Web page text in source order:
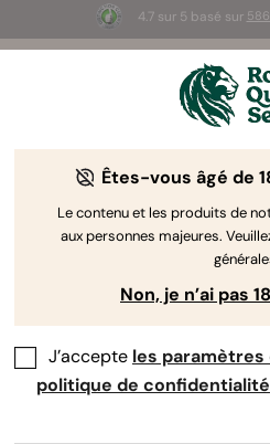
4.7 sur 5 basé sur
☀️ Summer Sales :
certains produits ! ⏤
The
Articles Cannabis Lifestyle
Êtes-vous âgé de
Le contenu et les produits de
aux personnes majeures.
Non, je n’ai pas
J’accepte les paramètres
politique de confidentialité